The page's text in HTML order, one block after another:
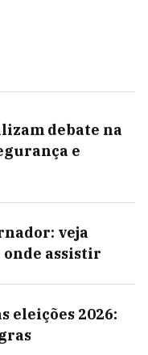
debate na
e
veja
onde assistir
eleições 2026: